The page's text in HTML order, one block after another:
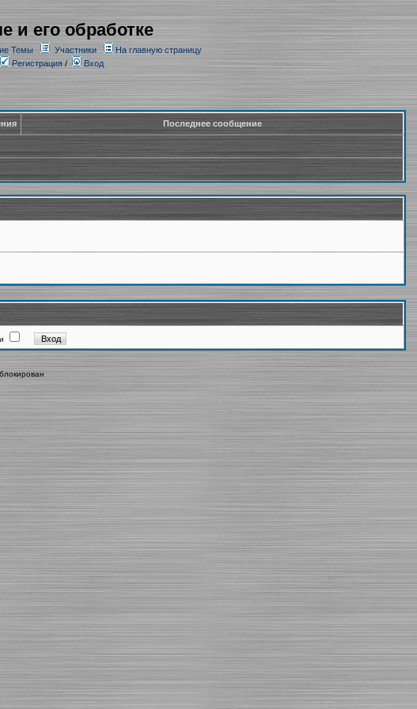
и его обработке
Темы Участники
На главную страницу
Регистрация/ Вход
Последнее сообщение